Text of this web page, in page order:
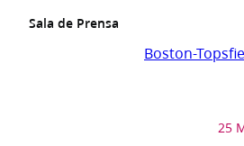
Sala de Prensa
Boston-
25